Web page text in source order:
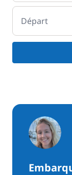
Départ